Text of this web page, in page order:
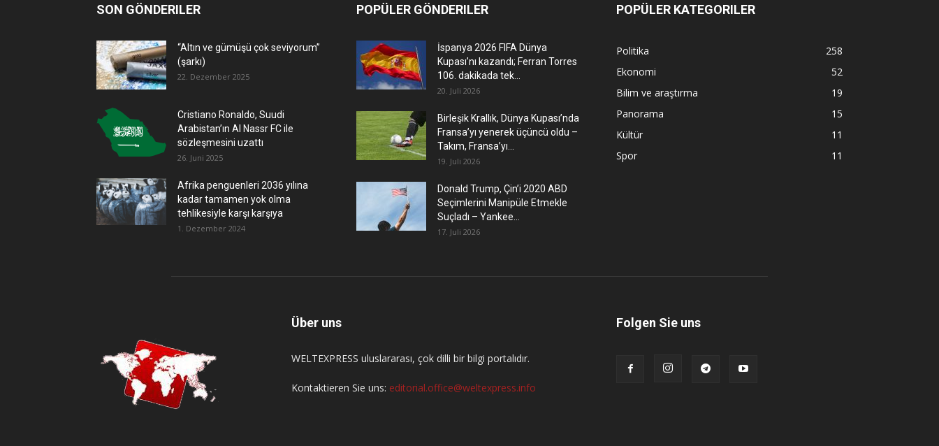
SON GÖNDERILER
“Altın ve gümüşü çok seviyorum”
(şarkı)
22. Dezember 2025
Cristiano Ronaldo, Suudi
Arabistan’ın Al Nassr FC ile
sözleşmesini uzattı
26. Juni 2025
Afrika penguenleri 2036 yılına
kadar tamamen yok olma
tehlikesiyle karşı karşıya
1. Dezember 2024
POPÜLER GÖNDERILER
İspanya 2026 FIFA Dünya
Kupası’nı kazandı; Ferran Torres
106. dakikada tek...
20. Juli 2026
Birleşik Krallık, Dünya Kupası’nda
Fransa’yı yenerek üçüncü oldu –
Takım, Fransa’yı...
19. Juli 2026
Donald Trump, Çin’i 2020 ABD
Seçimlerini Manipüle Etmekle
Suçladı – Yankee...
17. Juli 2026
POPÜLER KATEGORILER
Politika
258
Ekonomi
52
Bilim ve araştırma
19
Panorama
15
Kültür
11
Spor
11
Über uns
WELTEXPRESS uluslararası, çok dilli bir bilgi portalıdır.
Kontaktieren Sie uns: editorial.office@weltexpress.info
Folgen Sie uns